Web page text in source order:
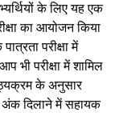
के लिए यह एक
का आयोजन किया
परीक्षा में
भी परीक्षा में शामिल
के अनुसार
दिलाने में सहायक